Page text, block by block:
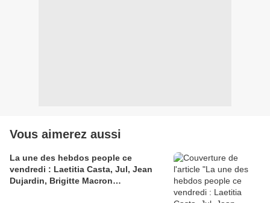
Vous aimerez aussi
La une des hebdos people ce
vendredi : Laetitia Casta, Jul, Jean
Dujardin, Brigitte Macron…